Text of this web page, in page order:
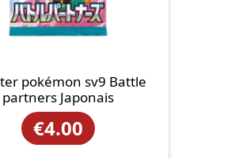
pokémon sv9 Battle
partners Japonais
€4.00